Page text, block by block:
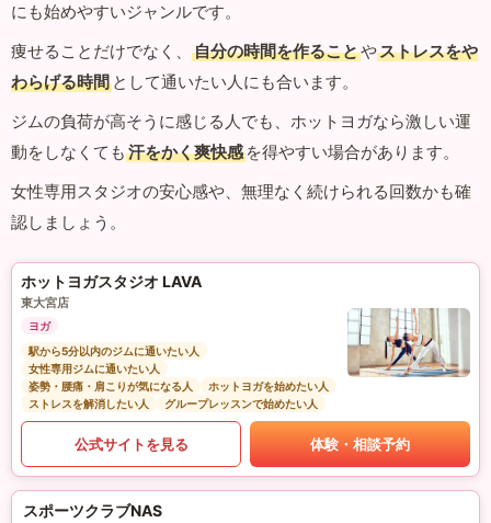
にも始めやすいジャンルです。
痩せることだけでなく、
自分の時間を作ることやストレスをや
わらげる時間 として通いたい人にも合います。
ジムの負荷が高そうに感じる人でも、ホットヨガなら激しい運
動をしなくても 汗をかく爽快感 を得やすい場合があります。
女性専用スタジオの安心感や、無理なく続けられる回数かも確
認しましょう。
ホットヨガスタジオ LAVA
東大宮店
ヨガ
駅から5分以内のジムに通いたい人
女性専用ジムに通いたい人
姿勢・腰痛・肩こりが気になる人
ホットヨガを始めたい人
ストレスを解消したい人
グループレッスンで始めたい人
公式サイトを見る 体験・相談予約
スポーツクラブNAS